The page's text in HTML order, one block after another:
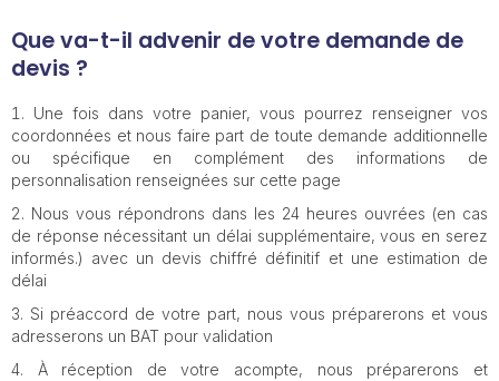
Que va-t-il advenir de votre demande de
devis ?
Une fois dans votre panier, vous pourrez renseigner vos
coordonnées et nous faire part de toute demande additionnelle
ou spécifique en complément des informations de
personnalisation renseignées sur cette page
Nous vous répondrons dans les 24 heures ouvrées (en cas
de réponse nécessitant un délai supplémentaire, vous en serez
informés.) avec un devis chiffré définitif et une estimation de
délai
Si préaccord de votre part, nous vous préparerons et vous
adresserons un BAT pour validation
À réception de votre acompte, nous préparerons et